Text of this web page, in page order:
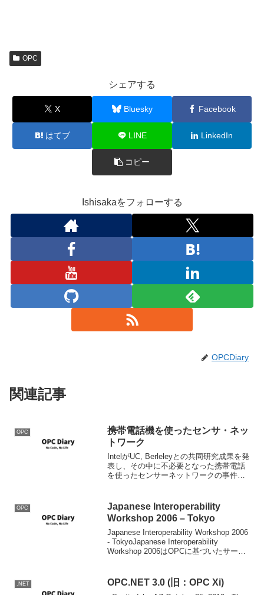
OPC
シェアする
X Bluesky Facebook
はてブ LINE LinkedIn
コピー
Ishisakaをフォローする
OPCDiary
関連記事
OPC
携帯電話機を使ったセンサ・ネッ
トワーク
IntelがUC, Berleleyとの共同研究成果を発
表し、その中に不必要となった携帯電話
を使ったセンサーネットワークの事件が
話から中央に送信するもの。 ...
OPC
Japanese Interoperability
Workshop 2006 – Tokyo
Japanese Interoperability Workshop 2006
- TokyoJapanese Interoperability
Workshop 2006はOPCに基づいたサー
.NET OPC.NET 3.0 (旧：OPC Xi)